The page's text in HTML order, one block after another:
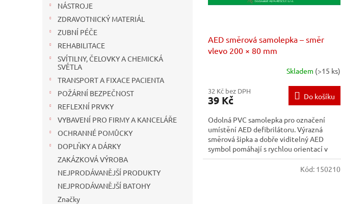
NÁSTROJE
ZDRAVOTNICKÝ MATERIÁL
ZUBNÍ PÉČE
REHABILITACE
SVÍTILNY, ČELOVKY A CHEMICKÁ
SVĚTLA
TRANSPORT A FIXACE PACIENTA
POŽÁRNÍ BEZPEČNOST
REFLEXNÍ PRVKY
VYBAVENÍ PRO FIRMY A KANCELÁŘE
OCHRANNÉ POMŮCKY
DOPLŇKY A DÁRKY
ZAKÁZKOVÁ VÝROBA
NEJPRODÁVANĚJŠÍ PRODUKTY
NEJPRODÁVANĚJŠÍ BATOHY
Značky
o
AED směrová samolepka – směr
vlevo 200 × 80 mm
Skladem (>15 ks)
32 Kč bez DPH
39 Kč Do košíku
Odolná PVC samolepka pro označení
umístění AED defibrilátoru. Výrazná
směrová šipka a dobře viditelný AED
symbol pomáhají s rychlou orientací v
krizových situacích.
Kód: 150210